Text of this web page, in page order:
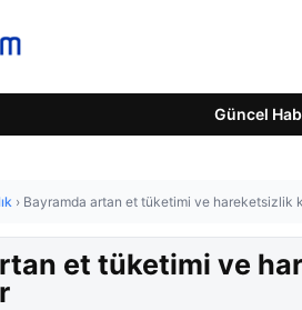
Güncel
› Bayramda artan et tüketimi ve hareketsizlik
et tüketimi ve